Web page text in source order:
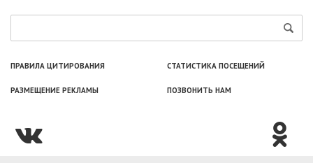
ПРАВИЛА ЦИТИРОВАНИЯ СТАТИСТИКА ПОСЕЩЕНИЙ
РАЗМЕЩЕНИЕ РЕКЛАМЫ ПОЗВОНИТЬ НАМ